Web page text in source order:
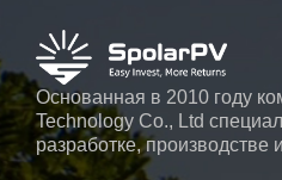
Основанная в 2010 году
Technology Co., Ltd
разработке, производстве
элементов, солнечных